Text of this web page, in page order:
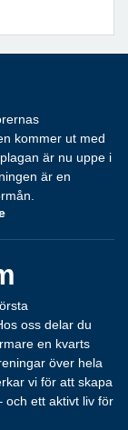
kommer ut med
är nu uppe i
är en
oss delar du
en kvarts
över hela
vi för att skapa
och ett aktivt liv för